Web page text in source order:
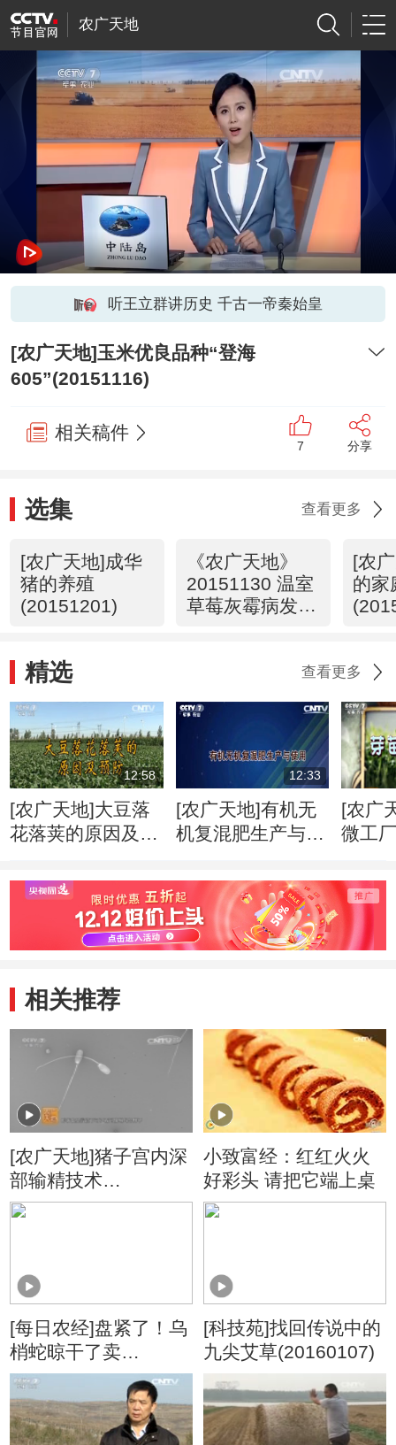
农广天地
听王立群讲历史 千古一帝秦始皇
[农广天地]玉米优良品种“登海
605”(20151116)
相关稿件
7 分享
选集 查看更多
[农广天地]成华
猪的养殖
(20151201)
《农广天地》
20151130 温室
草莓灰霉病发生
[农
的家
精选 查看更多
12:58
[农广天地]大豆落
花落荚的原因及预
12:33
[农广天地]有机无
机复混肥生产与使
[农广
微工
相关推荐
[农广天地]猪子宫内深
部输精技术
(20160120)
小致富经：红红火火
好彩头 请把它端上桌
[每日农经]盘紧了！乌
梢蛇晾干了卖
(20160118)
[科技苑]找回传说中的
九尖艾草(20160107)